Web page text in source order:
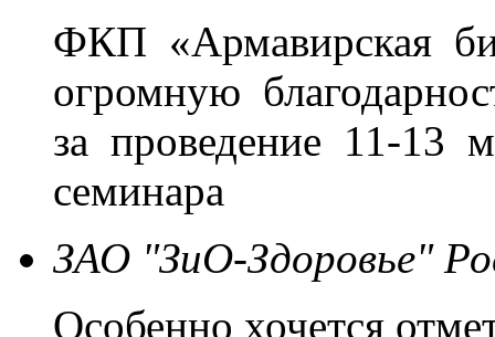
ФКП «Армавирская
огромную
за проведение 11-13
семинара
ЗАО "ЗиО-Здоровье"
Особенно хочется